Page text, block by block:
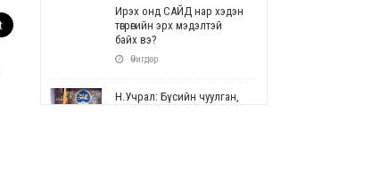
Ирэх онд САЙД нар хэдэн
төгрөгийн эрх мэдэлтэй
байх вэ?
Өчигдөр
Н.Учрал: Бүсийн чуулган,